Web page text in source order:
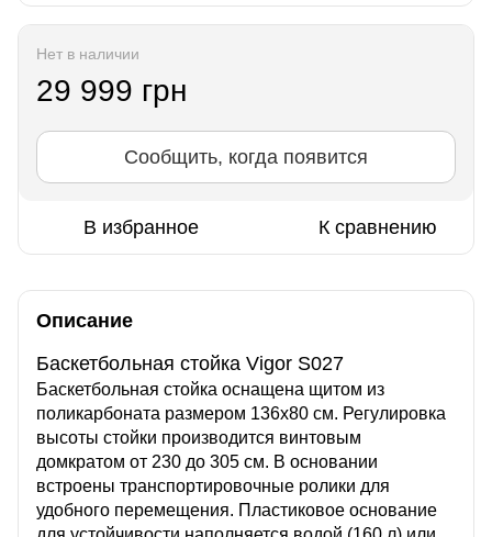
Нет в наличии
29 999 грн
Сообщить, когда появится
В избранное К сравнению
Описание
Баскетбольная стойка Vigor S027
Баскетбольная стойка оснащена щитом из
поликарбоната размером 136х80 см. Регулировка
высоты стойки производится винтовым
домкратом от 230 до 305 см. В основании
встроены транспортировочные ролики для
удобного перемещения. Пластиковое основание